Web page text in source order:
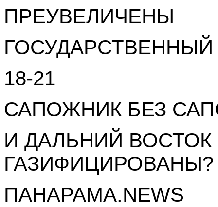
ПРЕУВЕЛИЧЕНЫ
18-21
САПОЖНИК БЕЗ
И ДАЛЬНИЙ ВОСТОК
ГАЗИФИЦИРОВАНЫ?
ПАНАРАМА.NEWS